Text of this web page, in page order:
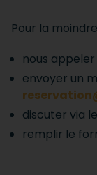
Pour la
nous appeler
envoyer un
discuter via le
remplir le